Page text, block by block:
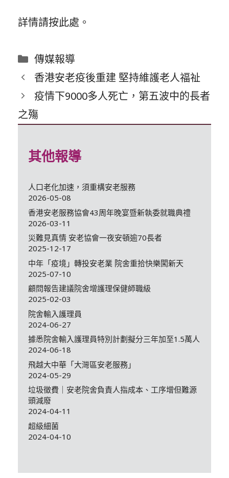
詳情請按此處 。
分
類
傳媒報導
香港安老疫後重建 堅持維護老人福祉
疫情下9000多人死亡，第五波中的長者
之殤
其他報導
人口老化加速，須重構安老服務
2026-05-08
香港安老服務協會43周年晚宴暨新執委就職典禮
2026-03-11
災難見真情 安老協會一夜安頓逾70長者
2025-12-17
中年「疫境」轉投安老業 院舍重拾快樂闖新天
2025-07-10
顧問報告建議院舍增護理保健師職級
2025-02-03
院舍輸入護理員
2024-06-27
據悉院舍輸入護理員特別計劃擬分三年加至1.5萬人
2024-06-18
飛越大中華「大灣區安老服務」
2024-05-29
垃圾徵費｜安老院舍負責人指成本、工序增但難源
頭減廢
2024-04-11
超級細菌
2024-04-10